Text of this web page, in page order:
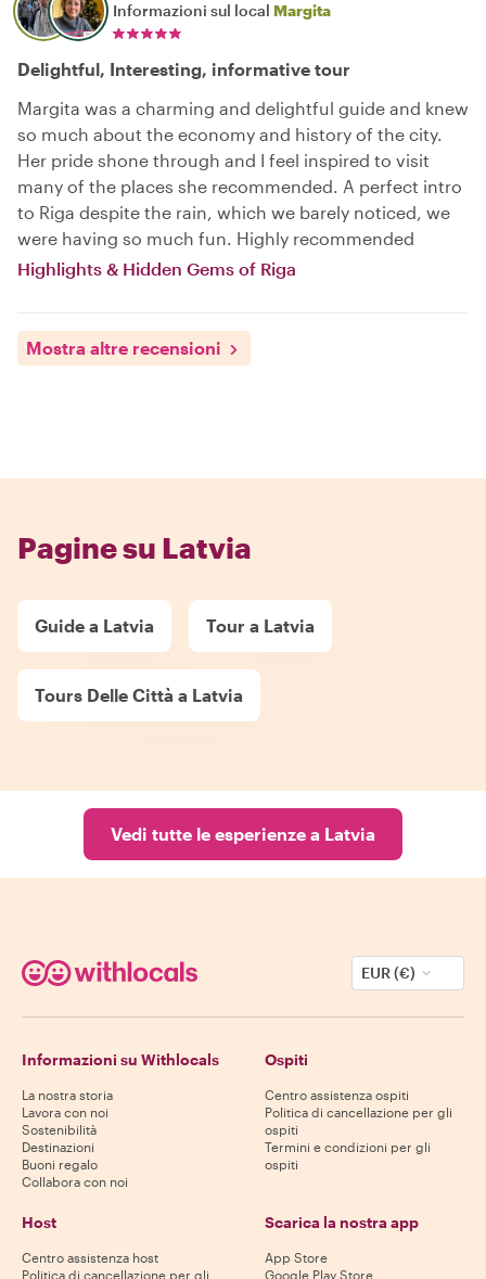
Informazioni sul local Margita
Delightful, Interesting, informative tour
Margita was a charming and delightful guide and knew
so much about the economy and history of the city.
Her pride shone through and I feel inspired to visit
many of the places she recommended. A perfect intro
to Riga despite the rain, which we barely noticed, we
were having so much fun. Highly recommended
Highlights & Hidden Gems of Riga
Mostra altre recensioni
Pagine su Latvia
Guide a Latvia Tour a Latvia
Tours Delle Città a Latvia
Vedi tutte le esperienze a Latvia
EUR (€)
Informazioni su Withlocals
La nostra storia
Lavora con noi
Sostenibilità
Destinazioni
Buoni regalo
Collabora con noi
Ospiti
Centro assistenza ospiti
Politica di cancellazione per gli
ospiti
Termini e condizioni per gli
ospiti
Host
Centro assistenza host
Politica di cancellazione per gli
Scarica la nostra app
App Store
Google Play Store